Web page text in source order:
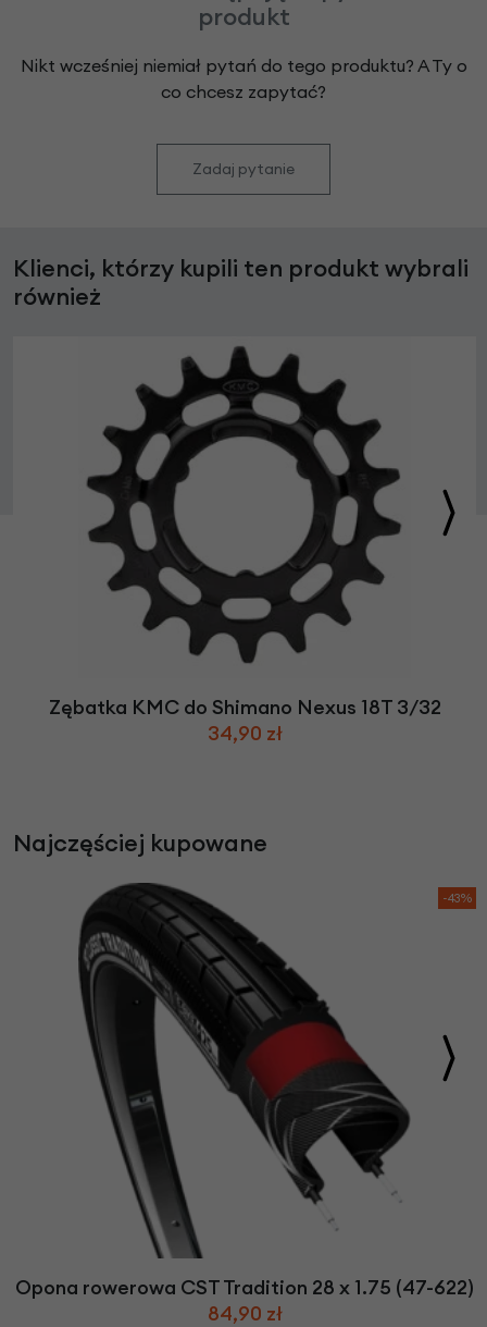
produkt
Nikt wcześniej niemiał pytań do tego produktu? A Ty o
co chcesz zapytać?
Zadaj pytanie
Klienci, którzy kupili ten produkt wybrali
również
Zębatka KMC do Shimano Nexus 18T 3/32
34,90 zł
Najczęściej kupowane
-43%
Opona rowerowa CST Tradition 28 x 1.75 (47-622)
84,90 zł